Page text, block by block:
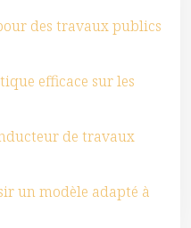
des travaux publics
efficace sur les
de travaux
un modèle adapté à